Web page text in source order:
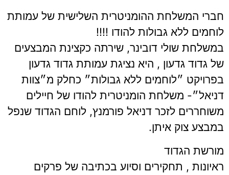
חברי המשלחת ההומניטרית השלישית של עמותת
לוחמים ללא גבולות להודו !!!!
במשלחת שולי דובינר, שירתה כקצינת המבצעים
של גדוד גדעון , היא נציגת עמותת גדוד גדעון
בפרויקט ״לוחמים ללא גבולות״ כחלק מ״צוות
דניאל״- משלחת הומניטרית להודו של חיילים
משוחררים לזכר דניאל פורמנץ, לוחם הגדוד שנפל
במבצע צוק איתן.
מורשת הגדוד
ראיונות , תחקירים וסיוע בכתיבה של פרקים